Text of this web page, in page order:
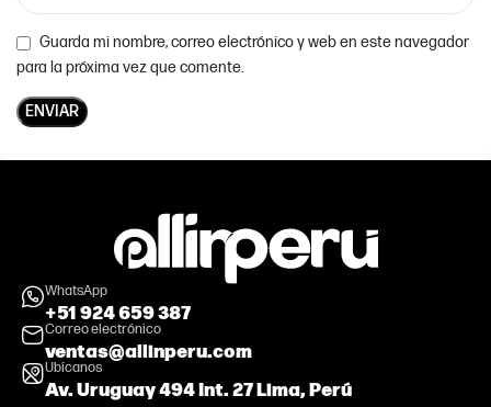
Guarda mi nombre, correo electrónico y web en este navegador
para la próxima vez que comente.
WhatsApp
+51 924 659 387
Correo electrónico
ventas@allinperu.com
Ubícanos
Av. Uruguay 494 Int. 27 Lima, Perú